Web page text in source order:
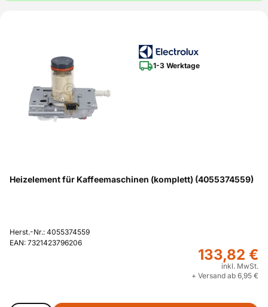
1-3 Werktage
Heizelement für Kaffeemaschinen (komplett) (4055374559)
Herst.-Nr.: 4055374559
EAN: 7321423796206
133,82 €
inkl. MwSt.
+ Versand ab 6,95 €